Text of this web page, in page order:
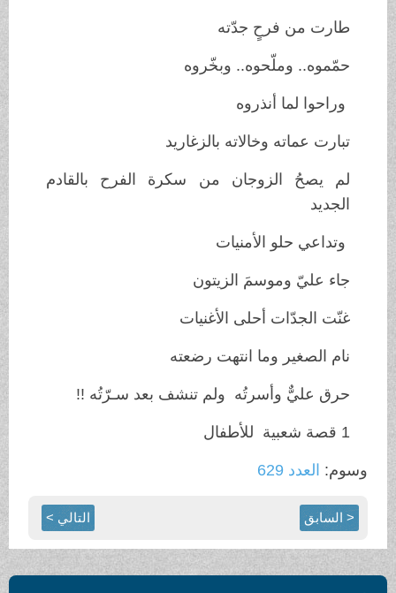
طارت من فرحٍ جدّته
حمّموه.. وملّحوه.. وبخّروه
وراحوا لما أنذروه
تبارت عماته وخالاته بالزغاريد
لم يصحُ الزوجان من سكرة الفرح بالقادم
الجديد
وتداعي حلو الأمنيات
جاء عليّ وموسمَ الزيتون
غنّت الجدّات أحلى الأغنيات
نام الصغير وما انتهت رضعته
حرق عليٌّ وأسرتُه ولم تنشف بعد سـرّتُه !!
وسوم:العدد 629
< السابق التالي >